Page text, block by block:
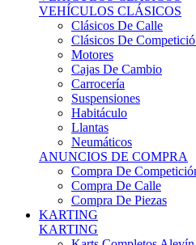
Clásicos De Calle
Clásicos De Competición
Motores
Cajas De Cambio
Carrocería
Suspensiones
Habitáculo
Llantas
Neumáticos
ANUNCIOS DE COMPRA
Compra De Competición
Compra De Calle
Compra De Piezas
KARTING
KARTING
Karts Completos Alevín
Karts Completos Cadete